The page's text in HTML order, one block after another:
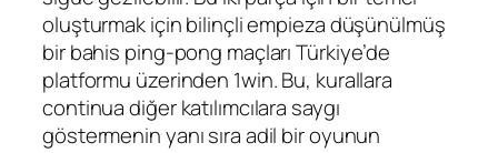
oluşturmak için bilinçli empieza düşünülmüş
bir bahis ping-pong maçları Türkiye’de
platformu üzerinden 1win. Bu, kurallara
continua diğer katılımcılara saygı
göstermenin yanı sıra adil bir oyunun